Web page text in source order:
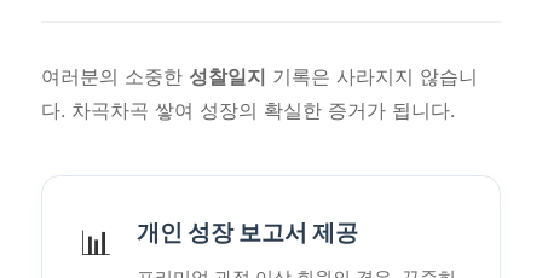
여러분의 소중한 성찰일지 기록은 사라지지 않습니
다. 차곡차곡 쌓여 성장의 확실한 증거가 됩니다.
📊 개인 성장 보고서 제공